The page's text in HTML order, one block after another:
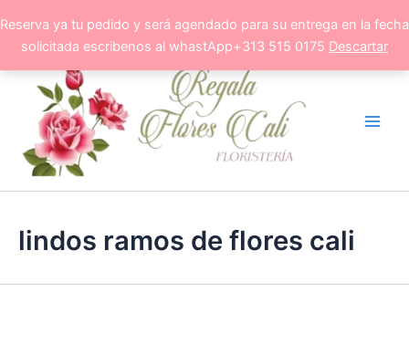
Reserva ya tu pedido y será agendado para su entrega en la fecha
solicitada escribenos al whastApp+313 515 0175 Descartar
al
contenido
lindos ramos de flores cali